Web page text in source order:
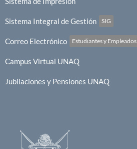
Sistema Integral de Gestión SIG
Correo Electrónico Estudiantes y Empleados
Campus Virtual UNAQ
Jubilaciones y Pensiones UNAQ